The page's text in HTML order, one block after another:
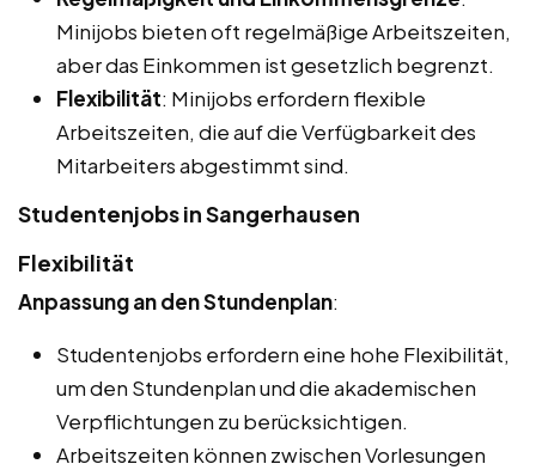
Minijobs bieten oft regelmäßige Arbeitszeiten,
aber das Einkommen ist gesetzlich begrenzt.
Flexibilität: Minijobs erfordern flexible
Arbeitszeiten, die auf die Verfügbarkeit des
Mitarbeiters abgestimmt sind.
Studentenjobs in Sangerhausen
Flexibilität
Anpassung an den Stundenplan:
Studentenjobs erfordern eine hohe Flexibilität,
um den Stundenplan und die akademischen
Verpflichtungen zu berücksichtigen.
Arbeitszeiten können zwischen Vorlesungen